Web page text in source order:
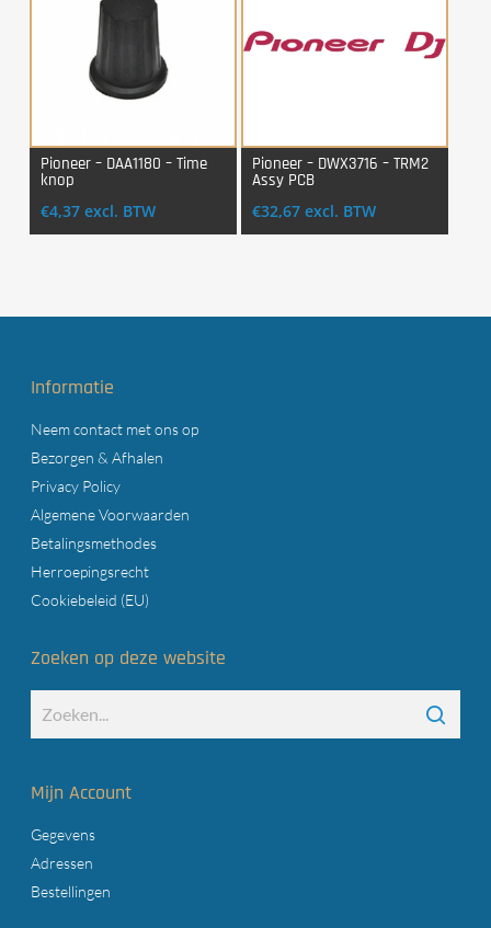
Login Voor Aankoop
Pioneer – DAA1180 – Time
knop
€4,37 excl. BTW
Login Voor Aankoop
Pioneer – DWX3716 – TRM2
Assy PCB
€32,67 excl. BTW
Informatie
Neem contact met ons op
Bezorgen & Afhalen
Privacy Policy
Algemene Voorwaarden
Betalingsmethodes
Herroepingsrecht
Cookiebeleid (EU)
Zoeken op deze website
Mijn Account
Gegevens
Adressen
Bestellingen